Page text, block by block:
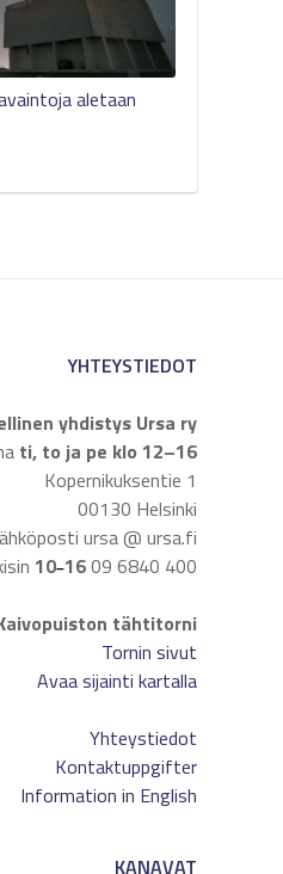
aletaan
YHTEYSTIEDOT
yhdistys Ursa ry
ti, to ja pe klo 12–16
Kopernikuksentie 1
00130 Helsinki
ursa @ ursa.fi
10–1609 6840 400
tähtitorni
Tornin sivut
Avaa sijainti kartalla
Yhteystiedot
Kontaktuppgifter
Information in English
KANAVAT